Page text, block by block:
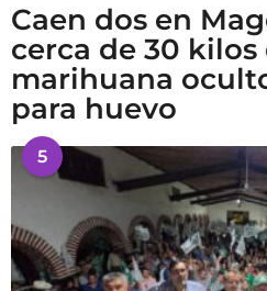
Caen dos en
cerca de 30
marihuana
para huevo
5